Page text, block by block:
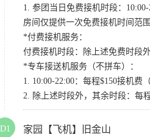
1. 参团当日免费接机时段：
房间仅提供一次免费接机时间范
*付费接机服务：
付费接机时段：除上述免费时段
*专车接送机服务（不拼车）：
1. 10:00-22:00：每程$150接机
2. 除上述时段外，其余时段：每
D1 家园【飞机】旧金山